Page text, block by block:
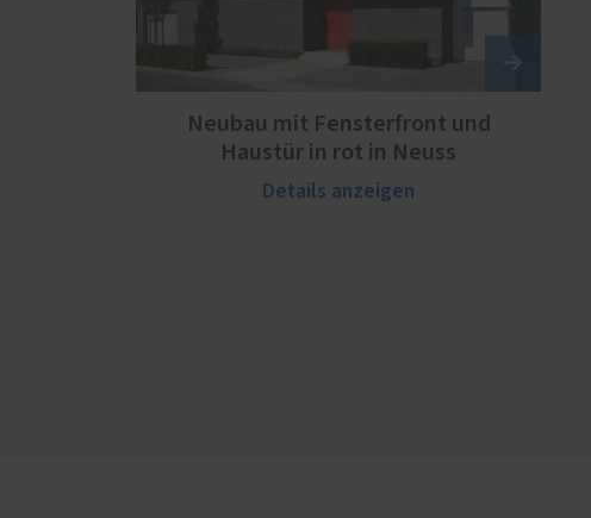
Neubau mit Fensterfront und
Haustür in rot in Neuss
Details anzeigen